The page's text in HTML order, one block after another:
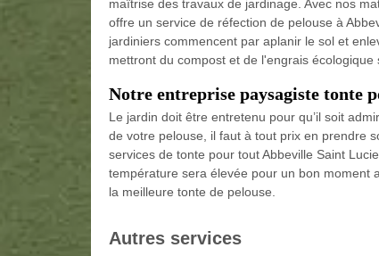
maîtrise des travaux de jardinage. Avec nos
offre un service de réfection de pelouse à
jardiniers commencent par aplanir le sol et
mettront du compost et de l'engrais écologique
Notre entreprise paysagiste tonte
Le jardin doit être entretenu pour qu’il soit
de votre pelouse, il faut à tout prix en prendre
services de tonte pour tout Abbeville Saint
température sera élevée pour un bon moment
la meilleure tonte de pelouse.
Autres services